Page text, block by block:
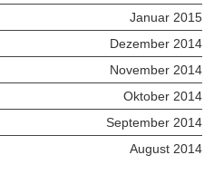
Januar 2015
Dezember 2014
November 2014
Oktober 2014
September 2014
August 2014